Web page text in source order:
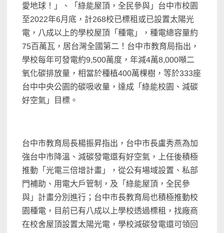
愛地球！」、「綠能屋頂，全民參與」台中市校園
至2022年6月底，計268校已標租或已設置太陽光
電，八成以上的學校屋頂「種電」，種電總容量約
75百萬瓦，居台灣全國第二！台中市教育局指出，
學校每年可發電約9,500萬度，年減4萬8,000噸二
氧化碳排放量，相當於種植400萬棵樹，等於333座
台中中央公園的碳吸收量，達成「綠能校園、減碳
好空氣」目標。
台中市教育局長楊振昇指出，台中市長盧秀燕為加
強台中市降溫、減碳發電還有好空氣，上任後積極
推動「光電三倍增計畫」，從公有場域設置、私部
門補助、用電大戶管制，及「綠能屋頂，全民參
與」計畫分別進行；台中市長教育局也積極推動校
園種電，目前已有八成以上學校透過標租，找廠商
在校舍屋頂設置太陽光電，學校減碳發電還可領回